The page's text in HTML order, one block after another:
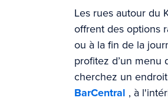
Les rues autour du
offrent des options
ou à la fin de la
profitez d’un menu
cherchez un
BarCentral , à